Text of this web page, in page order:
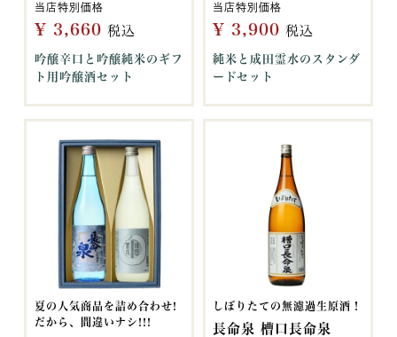
当店特別価格
¥ 3,660 税込
吟醸辛口と吟醸純米のギフ
ト用吟醸酒セット
当店特別価格
¥ 3,900 税込
純米と成田霊水のスタンダ
ードセット
夏の人気商品を詰め合わせ!
だから、間違いナシ!!!
しぼりたての無濾過生原酒！
長命泉 槽口長命泉